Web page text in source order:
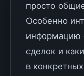
просто
Особенно
информацию
сделок и
в